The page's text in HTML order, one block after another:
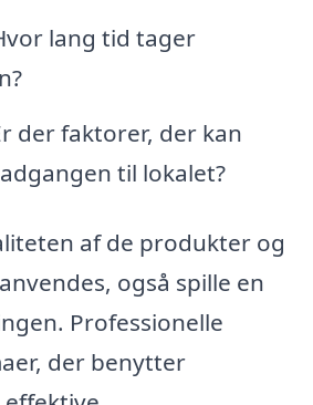
lang tid tager
der faktorer, der kan
til lokalet?
af de produkter og
også spille en
Professionelle
der benytter